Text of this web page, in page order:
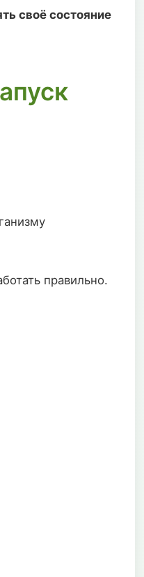
своё состояние
правильно.